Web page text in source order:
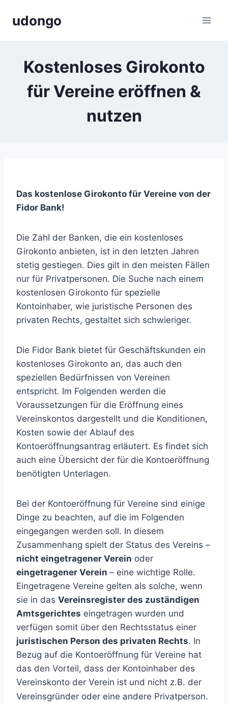
Inhaltudongo
Kostenloses Girokonto
für Vereine eröffnen &
nutzen
Das kostenlose Girokonto für Vereine von der
Fidor Bank!
Die Zahl der Banken, die ein kostenloses
Girokonto anbieten, ist in den letzten Jahren
stetig gestiegen. Dies gilt in den meisten Fällen
nur für Privatpersonen. Die Suche nach einem
kostenlosen Girokonto für spezielle
Kontoinhaber, wie juristische Personen des
privaten Rechts, gestaltet sich schwieriger.
Die Fidor Bank bietet für Geschäftskunden ein
kostenloses Girokonto an, das auch den
speziellen Bedürfnissen von Vereinen
entspricht. Im Folgenden werden die
Voraussetzungen für die Eröffnung eines
Vereinskontos dargestellt und die Konditionen,
Kosten sowie der Ablauf des
Kontoeröffnungsantrag erläutert. Es findet sich
auch eine Übersicht der für die Kontoeröffnung
benötigten Unterlagen.
Bei der Kontoeröffnung für Vereine sind einige
Dinge zu beachten, auf die im Folgenden
eingegangen werden soll. In diesem
Zusammenhang spielt der Status des Vereins –
nicht eingetragener Verein oder
eingetragener Verein – eine wichtige Rolle.
Eingetragene Vereine gelten als solche, wenn
sie in das Vereinsregister des zuständigen
Amtsgerichtes eingetragen wurden und
verfügen somit über den Rechtsstatus einer
juristischen Person des privaten Rechts. In
Bezug auf die Kontoeröffnung für Vereine hat
das den Vorteil, dass der Kontoinhaber des
Vereinskonto der Verein ist und nicht z.B. der
Vereinsgründer oder eine andere Privatperson.